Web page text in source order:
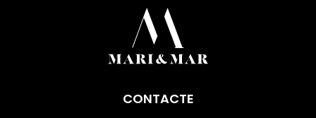
CONTACTE